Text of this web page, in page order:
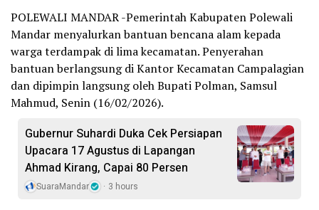
POLEWALI MANDAR -Pemerintah Kabupaten Polewali
Mandar menyalurkan bantuan bencana alam kepada
warga terdampak di lima kecamatan. Penyerahan
bantuan berlangsung di Kantor Kecamatan Campalagian
dan dipimpin langsung oleh Bupati Polman, Samsul
Mahmud, Senin (16/02/2026).
Gubernur Suhardi Duka Cek Persiapan
Upacara 17 Agustus di Lapangan
Ahmad Kirang, Capai 80 Persen
SuaraMandar 3 hours